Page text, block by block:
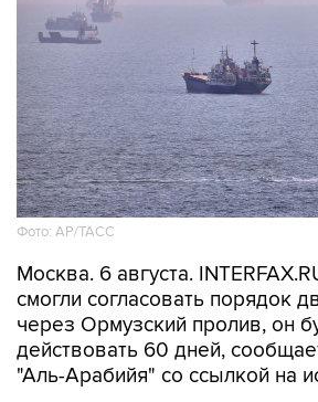
Фото: AP/ТАСС
Москва. 6 августа.
смогли согласовать порядок
через Ормузский пролив, он
действовать 60 дней,
"Аль-Арабийя" со ссылкой на